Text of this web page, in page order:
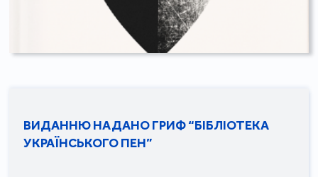
ВИДАННЮ НАДАНО ГРИФ “БІБЛІОТЕКА
УКРАЇНСЬКОГО ПЕН”